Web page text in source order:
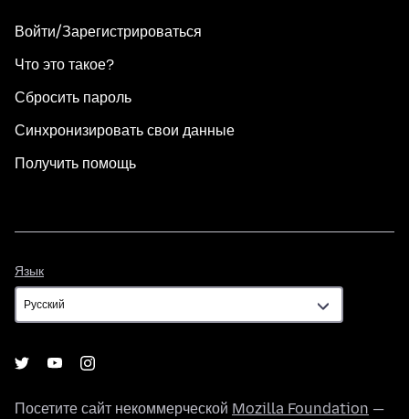
Войти/Зарегистрироваться
Что это такое?
Сбросить пароль
Синхронизировать свои данные
Получить помощь
Язык
Посетите сайт некоммерческой Mozilla Foundation —